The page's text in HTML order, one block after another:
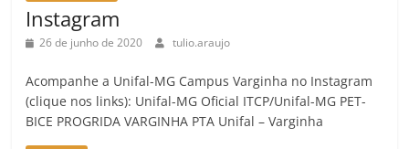
Instagram
26 de junho de 2020 tulio.araujo
Acompanhe a Unifal-MG Campus Varginha no Instagram
(clique nos links): Unifal-MG Oficial ITCP/Unifal-MG PET-
BICE PROGRIDA VARGINHA PTA Unifal – Varginha